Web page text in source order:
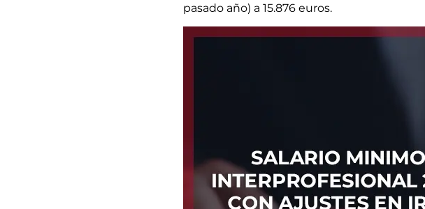
pasado año) a 15.876 euros.